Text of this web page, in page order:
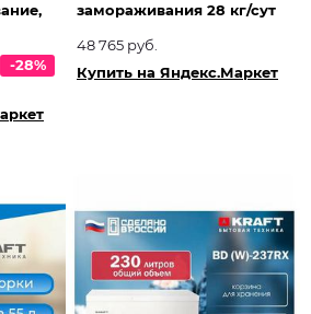
-28%
замораживания 28 кг/сут
48 765 руб.
Купить на Яндекс.Маркет